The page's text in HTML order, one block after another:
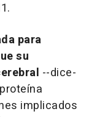
para
su
--dice-
implicados